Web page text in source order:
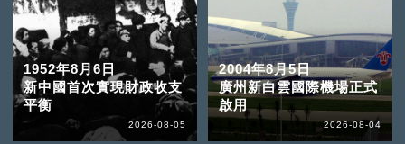
1952年8月6日
新中國首次實現財政收支
平衡
2026-08-05
2004年8月5日
廣州新白雲國際機場正式
啟用
2026-08-04